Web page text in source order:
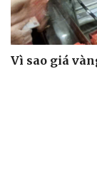
Vì sao giá